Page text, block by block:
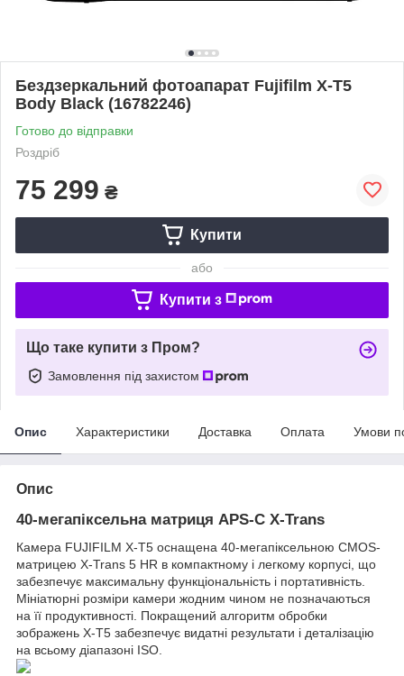
Бездзеркальний фотоапарат Fujifilm X-T5
Body Black (16782246)
Готово до відправки
Роздріб
75 299 ₴
Купити
або
Купити з
Що таке купити з Пром?
Замовлення під захистом
Опис Характеристики Доставка Оплата Умови
Опис
40-мегапіксельна матриця APS-C X-Trans
Камера FUJIFILM X-T5 оснащена 40-мегапіксельною CMOS-
матрицею X-Trans 5 HR в компактному і легкому корпусі, що
забезпечує максимальну функціональність і портативність.
Мініатюрні розміри камери жодним чином не позначаються
на її продуктивності. Покращений алгоритм обробки
зображень X-T5 забезпечує видатні результати і деталізацію
на всьому діапазоні ISO.